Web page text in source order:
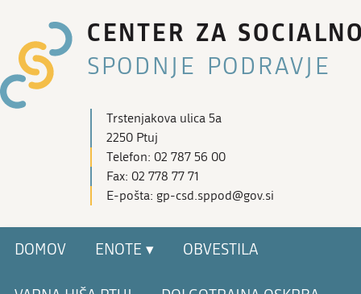
CENTER ZA
SPODNJE PODRAVJE
Trstenjakova ulica 5a
2250 Ptuj
Telefon: 02 787 56 00
Fax: 02 778 77 71
E-pošta: gp-csd.sppod@gov.si
DOMOV ENOTE ▾ OBVESTILA